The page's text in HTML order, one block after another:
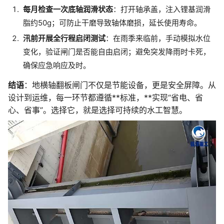
每月检查一次底轴润滑状态：打开轴承盖，注入锂基润滑
脂约50g；可防止干磨导致轴体磨损，延长使用寿命。
汛前开展全行程启闭测试：在雨季来临前，手动模拟水位
变化，验证闸门是否能自由启闭；避免突发降雨时卡死，
确保应急响应及时。
结语：地横轴翻板闸门不仅是节能设备，更是安全屏障。从
设计到运维，每一环节都遵循**标准，**实现“省电、省
心、省事”。选择它，就是选择可持续的水工智慧。